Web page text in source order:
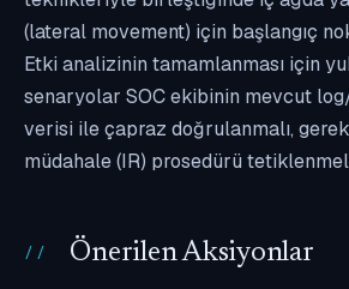
(lateral movement) için başlangıç
Etki analizinin tamamlanması için
senaryolar SOC ekibinin mevcut
verisi ile çapraz doğrulanmalı,
müdahale (IR) prosedürü
Önerilen Aksiyonlar